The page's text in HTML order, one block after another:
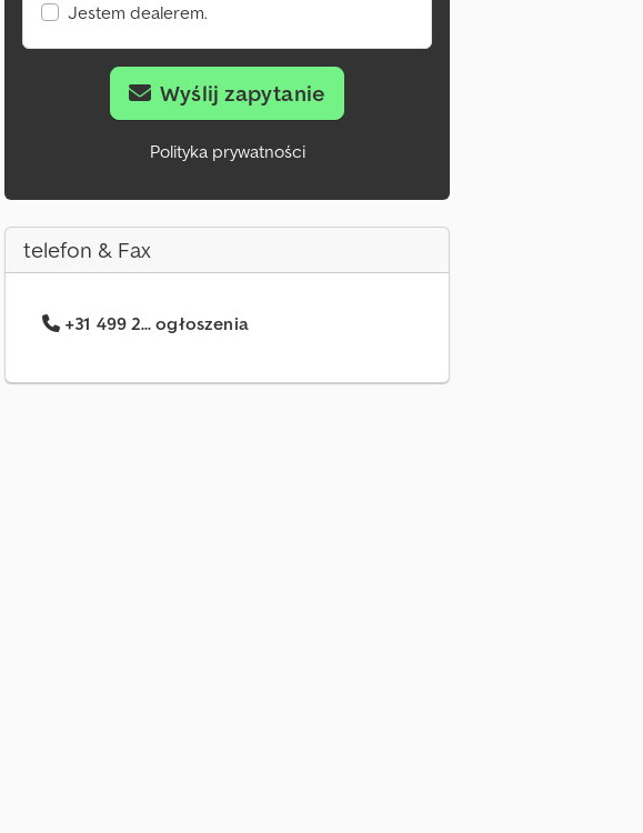
Jestem dealerem.
Wyślij zapytanie
Polityka prywatności
telefon & Fax
+31 499 2... ogłoszenia